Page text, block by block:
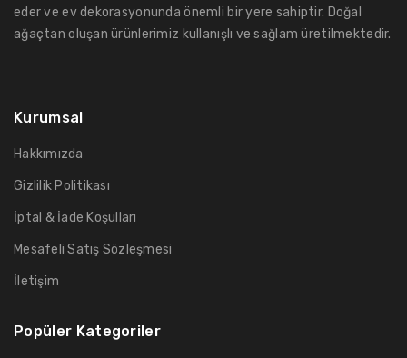
eder ve ev dekorasyonunda önemli bir yere sahiptir. Doğal
ağaçtan oluşan ürünlerimiz kullanışlı ve sağlam üretilmektedir.
Kurumsal
Hakkımızda
Gizlilik Politikası
İptal & İade Koşulları
Mesafeli Satış Sözleşmesi
İletişim
Popüler Kategoriler